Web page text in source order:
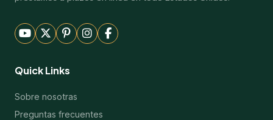
Quick Links
Sobre nosotras
Preguntas frecuentes